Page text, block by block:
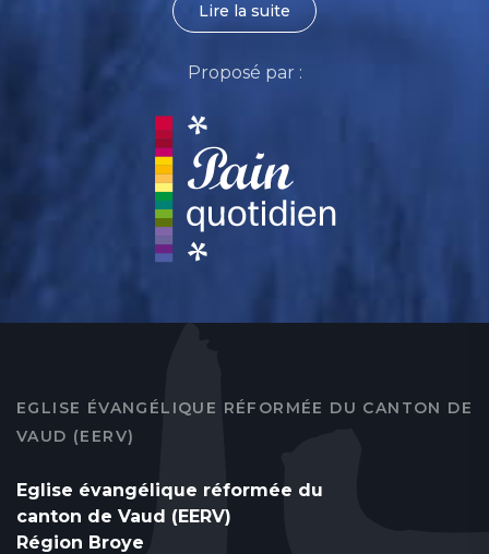
Lire la suite
Proposé par :
EGLISE ÉVANGÉLIQUE RÉFORMÉE DU CANTON DE
VAUD (EERV)
Eglise évangélique réformée du
canton de Vaud (EERV)
Région Broye